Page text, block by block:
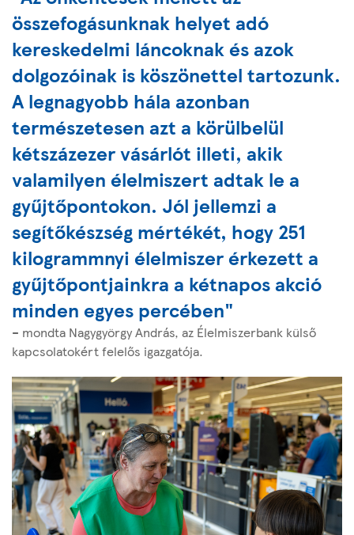
összefogásunknak helyet adó
kereskedelmi láncoknak és azok
dolgozóinak is köszönettel tartozunk.
A legnagyobb hála azonban
természetesen azt a körülbelül
kétszázezer vásárlót illeti, akik
valamilyen élelmiszert adtak le a
gyűjtőpontokon. Jól jellemzi a
segítőkészség mértékét, hogy 251
kilogrammnyi élelmiszer érkezett a
gyűjtőpontjainkra a kétnapos akció
minden egyes percében"
– mondta Nagygyörgy András, az Élelmiszerbank külső
kapcsolatokért felelős igazgatója.